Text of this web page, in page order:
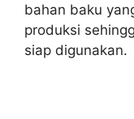
bahan baku
produksi
siap digunakan.